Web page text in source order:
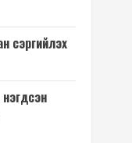
сэргийлэх
нэгдсэн